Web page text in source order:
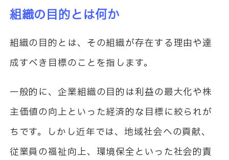
組織の目的とは何か
組織の目的とは、その組織が存在する理由や達
成すべき目標のことを指します。
一般的に、企業組織の目的は利益の最大化や株
主価値の向上といった経済的な目標に絞られが
ちです。しかし近年では、地域社会への貢献、
従業員の福祉向上、環境保全といった社会的責